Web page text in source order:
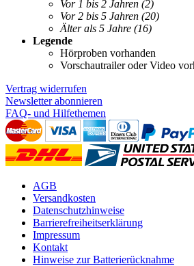
Vor 1 bis 2 Jahren (2)
Vor 2 bis 5 Jahren (20)
Älter als 5 Jahre (16)
Legende
Hörproben vorhanden
Vorschautrailer oder Video
Vertrag widerrufen
Newsletter abonnieren
FAQ- und Hilfethemen
AGB
Versandkosten
Datenschutzhinweise
Barrierefreiheitserklärung
Impressum
Kontakt
Hinweise zur Batterierücknahme